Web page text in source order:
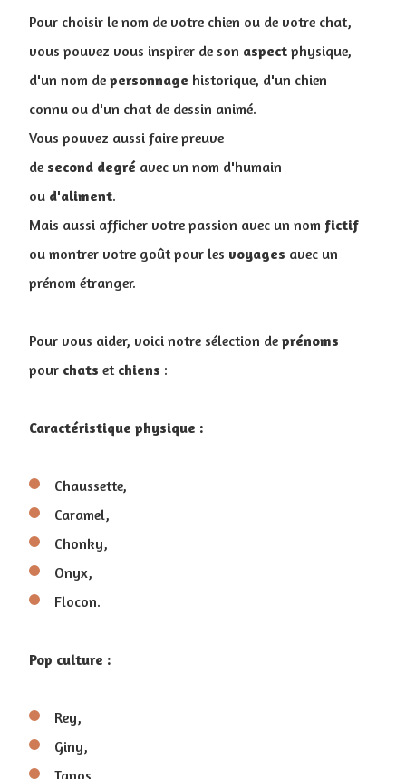
Pour choisir le nom de votre chien ou de votre chat,
vous pouvez vous inspirer de son aspect physique,
d'un nom de personnage historique, d'un chien
connu ou d'un chat de dessin animé.
Vous pouvez aussi faire preuve
de second degré avec un nom d'humain
ou d'aliment.
Mais aussi afficher votre passion avec un nom fictif
ou montrer votre goût pour les voyages avec un
prénom étranger.
Pour vous aider, voici notre sélection de prénoms
pour chats et chiens :
Caractéristique physique :
Chaussette,
Caramel,
Chonky,
Onyx,
Flocon.
Pop culture :
Rey,
Giny,
Tanos,